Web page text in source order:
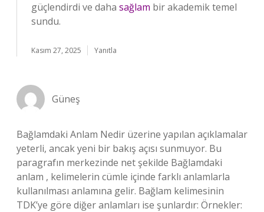
güçlendirdi ve daha sağlam bir akademik temel
sundu.
Kasım 27, 2025 Yanıtla
Güneş
Bağlamdaki Anlam Nedir üzerine yapılan açıklamalar
yeterli, ancak yeni bir bakış açısı sunmuyor. Bu
paragrafın merkezinde net şekilde Bağlamdaki
anlam , kelimelerin cümle içinde farklı anlamlarla
kullanılması anlamına gelir. Bağlam kelimesinin
TDK’ye göre diğer anlamları ise şunlardır: Örnekler: